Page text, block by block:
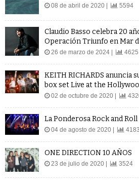
08 de abril de 2020 | 5594
Claudio Basso celebra 20
Operación Triunfo en Mar
26 de marzo de 2024 | 4625
KEITH RICHARDS anuncia
box set Live at the
02 de octubre de 2020 |
La Ponderosa Rock and Roll
04 de agosto de 2020 | 4183
ONE DIRECTION 10 AÑOS
23 de julio de 2020 | 3524